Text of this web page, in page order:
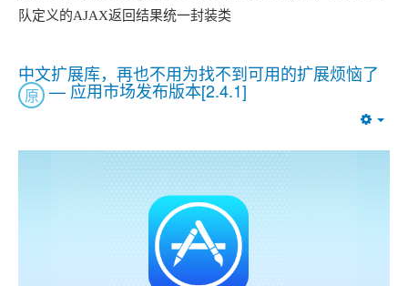
队定义的AJAX返回结果统一封装类
中文扩展库，再也不用为找不到可用的扩展烦恼了
— 应用市场发布版本[2.4.1]
原